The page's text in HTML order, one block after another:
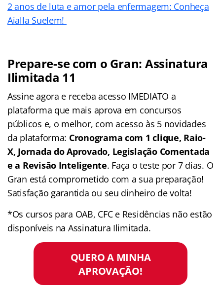
2 anos de luta e amor pela enfermagem: Conheça
Aialla Suelem!
Prepare-se com o Gran: Assinatura
Ilimitada 11
Assine agora e receba acesso IMEDIATO a
plataforma que mais aprova em concursos
públicos e, o melhor, com acesso às 5 novidades
da plataforma: Cronograma com 1 clique, Raio-
X, Jornada do Aprovado, Legislação Comentada
e a Revisão Inteligente. Faça o teste por 7 dias. O
Gran está comprometido com a sua preparação!
Satisfação garantida ou seu dinheiro de volta!
*Os cursos para OAB, CFC e Residências não estão
disponíveis na Assinatura Ilimitada.
QUERO A MINHA
APROVAÇÃO!